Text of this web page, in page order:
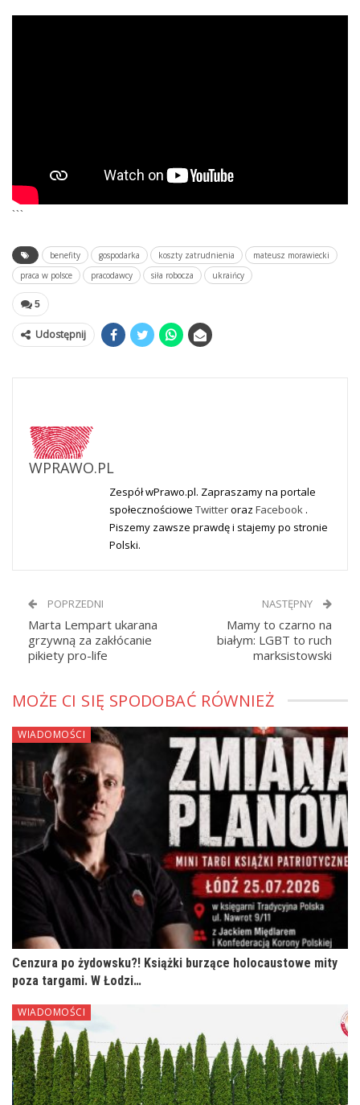
```
benefity gospodarka koszty zatrudnienia
mateusz morawiecki
praca w polsce
pracodawcy siła robocza ukraińcy
5
Udostępnij
WPRAWO.PL
Zespół wPrawo.pl. Zapraszamy na portale
społecznościowe Twitteroraz Facebook .
Piszemy zawsze prawdę i stajemy po stronie
Polski.
POPRZEDNI
Marta Lempart ukarana
grzywną za zakłócanie
pikiety pro-life
NASTĘPNY
Mamy to czarno na
białym: LGBT to ruch
marksistowski
MOŻE CI SIĘ SPODOBAĆ RÓWNIEŻ
WIADOMOŚCI
Cenzura po żydowsku?! Książki burzące holocaustowe mity
poza targami. W Łodzi…
WIADOMOŚCI